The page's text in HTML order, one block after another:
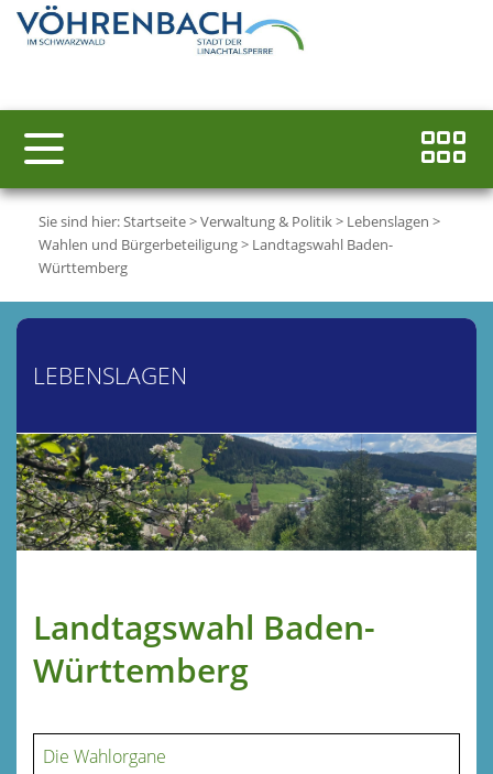
Sie sind hier:Startseite>Verwaltung & Politik> Lebenslagen >
Wahlen und Bürgerbeteiligung> Landtagswahl Baden-
Württemberg
LEBENSLAGEN
Landtagswahl Baden-
Württemberg
Die Wahlorgane